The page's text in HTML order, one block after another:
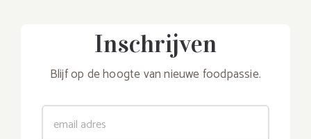
Inschrijven
Blijf op de hoogte van nieuwe foodpassie.